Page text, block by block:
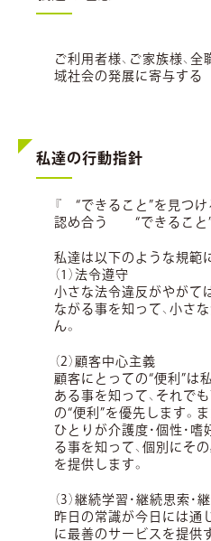
ご利用者様、ご家族様、
域社会の発展に寄与する
私達の行動指針
『 “できること”を見つ
認め合う “できること
私達は以下のような規範
（1）法令遵守
小さな法令違反がやがて
ながる事を知って、小さ
ん。
（2）顧客中心主義
顧客にとっての“便利”は
ある事を知って、それで
の“便利”を優先します。
ひとりが介護度・個性・嗜
る事を知って、個別にそ
を提供します。
（3）継続学習・継続思索・
昨日の常識が今日には通
に最善のサービスを提供